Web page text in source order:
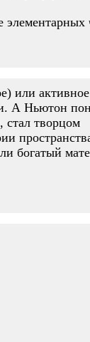
элементарных
или
А Ньютон
стал творцом
богатый